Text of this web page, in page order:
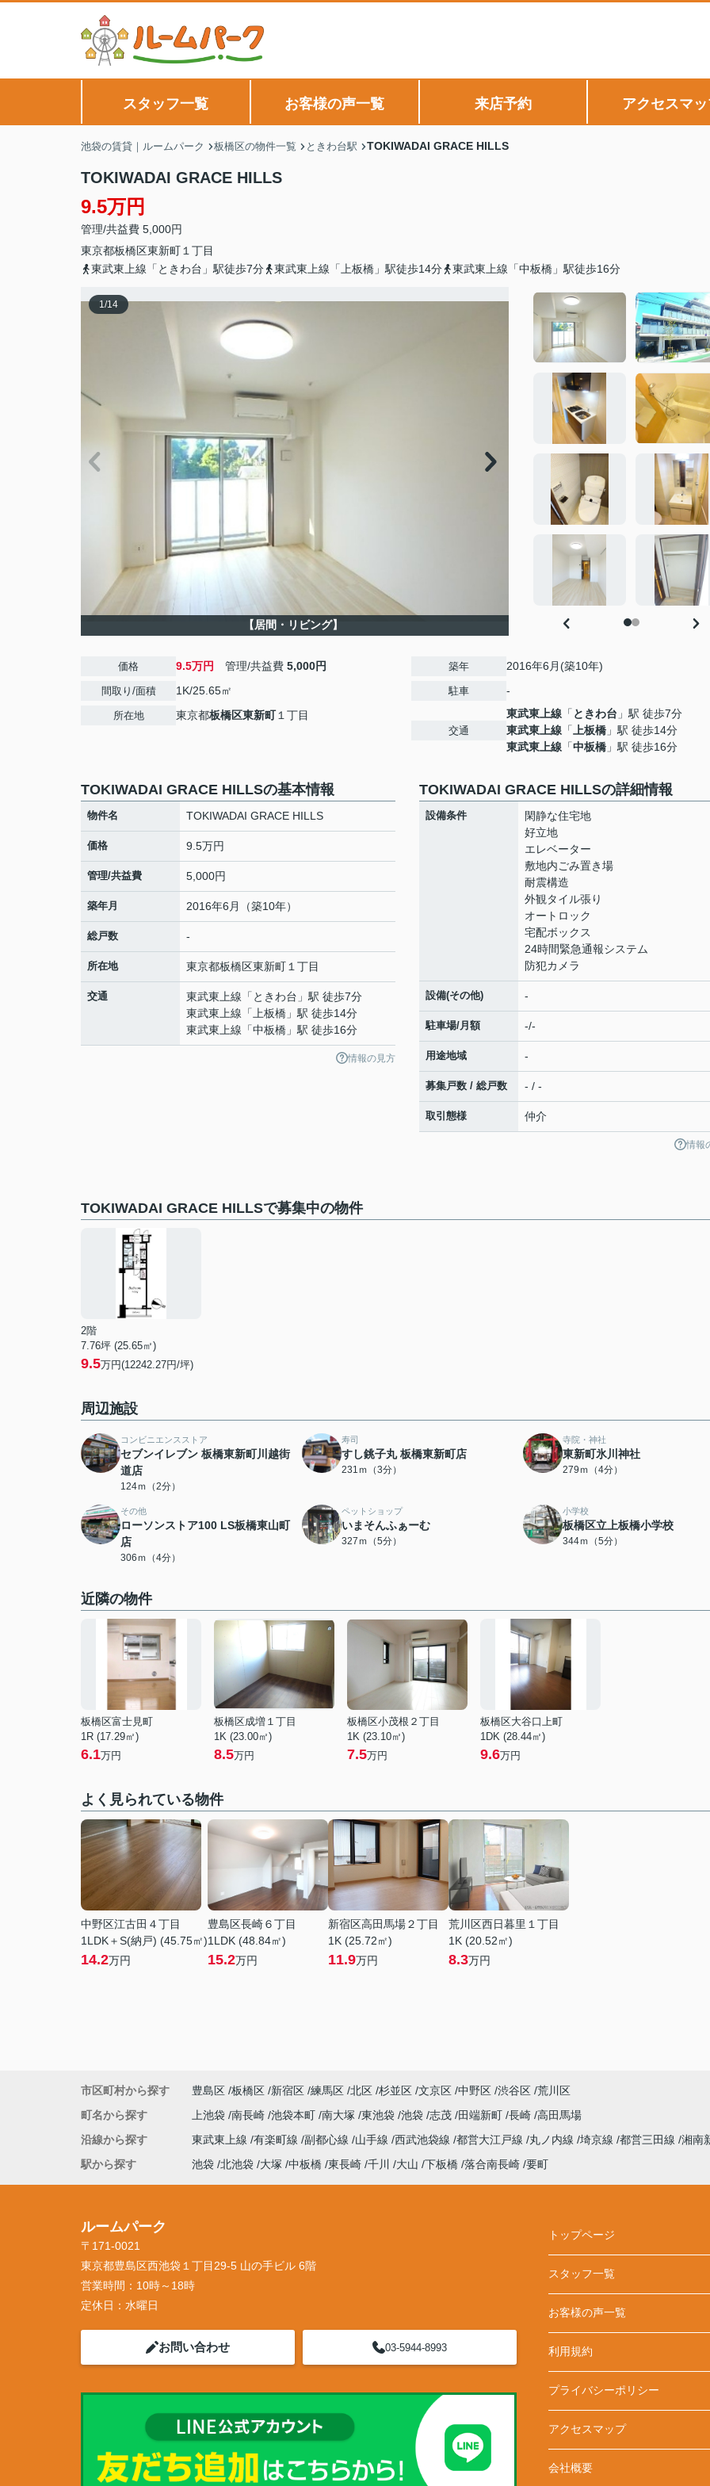
スタッフ一覧 お客様の声一覧 来店予約 アクセスマ
池袋の賃貸｜ルームパーク 板橋区の物件一覧 ときわ台駅 TOKIWADAI GRACE HILLS
TOKIWADAI GRACE HILLS
9.5万円
管理/共益費 5,000円
東京都板橋区東新町 １丁目
東武東上線「ときわ台」駅徒歩7分
東武東上線「上板橋」駅徒歩14分 東武東上線「中板橋」駅徒歩16分
1/14
【居間・リビング】
価格 9.5万円 管理/共益費 5,000円
間取り/面積 1K/25.65㎡
所在地 東京都板橋区東新町１丁目
築年 2016年6月(築10年)
駐車 -
交通
東武東上線 「 ときわ台 」駅 徒歩7分
東武東上線 「 上板橋 」駅 徒歩14分
東武東上線 「中板橋 」駅 徒歩16分
TOKIWADAI GRACE HILLSの基本情報
物件名 TOKIWADAI GRACE HILLS
価格 9.5万円
管理/共益費 5,000円
築年月 2016年6月（築10年）
総戸数 -
所在地 東京都板橋区東新町 １丁目
交通 東武東上線 「 ときわ台 」駅 徒歩7分
東武東上線 「 上板橋 」駅 徒歩14分
東武東上線 「中板橋 」駅 徒歩16分
情報の見方
TOKIWADAI GRACE HILLSの詳細情報
設備条件
閑静な住宅地
好立地
エレベーター
敷地内ごみ置き場
耐震構造
外観タイル張り
オートロック
宅配ボックス
24時間緊急通報システム
防犯カメラ
設備(その他) -
駐車場/月額 -/-
用途地域 -
募集戸数 / 総戸数 - / -
取引態様 仲介
情報
TOKIWADAI GRACE HILLSで募集中の物件
2階
7.76坪 (25.65㎡)
9.5万円(12242.27円/坪)
周辺施設
コンビニエンスストア
セブンイレブン 板橋東新町川越街
道店
124ｍ（2分）
寿司
すし銚子丸 板橋東新町店
231ｍ（3分）
寺院・神社
東新町氷川神社
279ｍ（4分）
その他
ローソンストア100 LS板橋東山町
店
306ｍ（4分）
ペットショップ
いまそんふぁーむ
327ｍ（5分）
小学校
板橋区立上板橋小学校
344ｍ（5分）
近隣の物件
板橋区富士見町
1R (17.29㎡)
6.1万円
板橋区成増１丁目
1K (23.00㎡)
8.5万円
板橋区小茂根２丁目
1K (23.10㎡)
7.5万円
板橋区大谷口上町
1DK (28.44㎡)
9.6万円
よく見られている物件
中野区江古田４丁目
1LDK＋S(納戸) (45.75㎡)
14.2万円
豊島区長崎６丁目
1LDK (48.84㎡)
15.2万円
新宿区高田馬場２丁目
1K (25.72㎡)
11.9万円
荒川区西日暮里１丁目
1K (20.52㎡)
8.3万円
市区町村から探す 豊島区 板橋区 新宿区 練馬区 北区 杉並区 文京区 中野区 渋谷区 荒川区
町名から探す
上池袋 南長崎 池袋本町 南大塚 東池袋 池袋 志茂 田端新町 長崎 高田馬場
沿線から探す
東武東上線 有楽町線 副都心線 山手線 西武池袋線 都営大江戸線 丸ノ内線 埼京線 都営三田線 湘南
駅から探す
池袋 北池袋 大塚 中板橋 東長崎 千川 大山 下板橋 落合南長崎 要町
ルームパーク
〒171-0021
東京都豊島区西池袋１丁目29-5 山の手ビル 6階
営業時間： 10時～18時
定休日： 水曜日
お問い合わせ 03-5944-8993
トップページ
スタッフ一覧
お客様の声一覧
利用規約
プライバシーポリシー
アクセスマップ
会社概要